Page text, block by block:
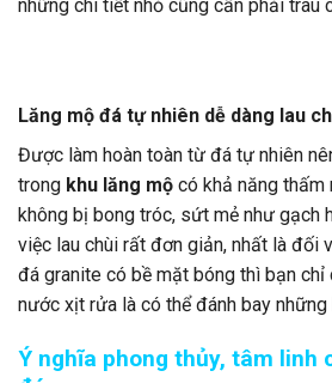
những chi tiết nhỏ cũng cần phải trau
Lăng mộ đá tự nhiên dễ dàng lau
Được làm hoàn toàn từ đá tự nhiên
trong khu lăng mộ có khả năng
không bị bong tróc, sứt mẻ như gạch
việc lau chùi rất đơn giản, nhất là đối
đá granite có bề mặt bóng thì bạn
nước xịt rửa là có thể đánh bay
Ý nghĩa phong thủy, tâm linh